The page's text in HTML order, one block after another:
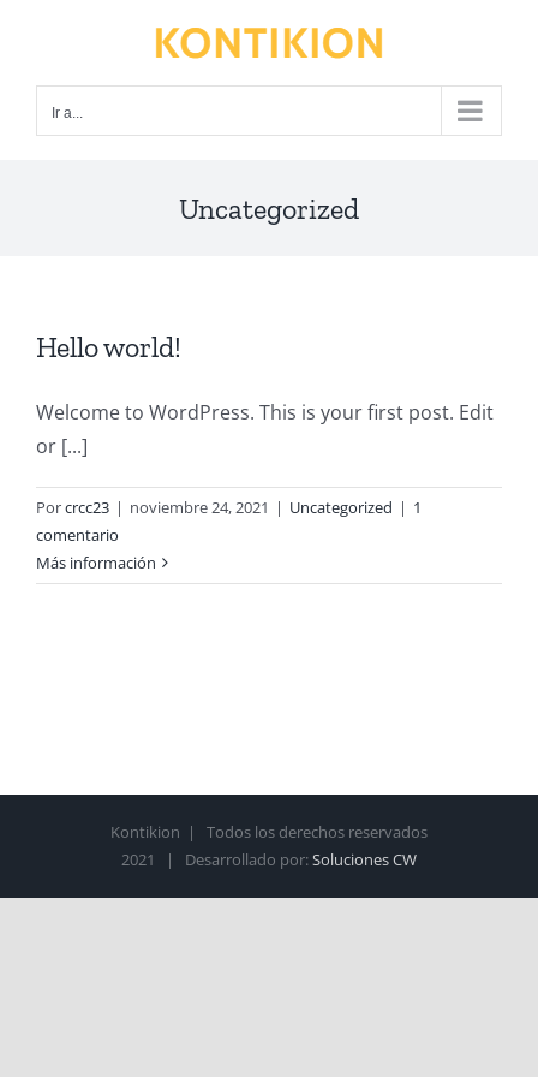
contenido
Ir a...
Uncategorized
Hello world!
Welcome to WordPress. This is your first post. Edit
or [...]
Porcrcc23 | noviembre 24, 2021 | Uncategorized | 1
comentario
Más información
Kontikion | Todos los derechos reservados
2021 | Desarrollado por:Soluciones CW